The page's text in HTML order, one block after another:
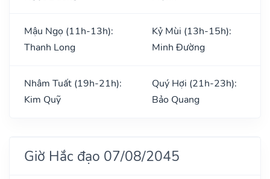
Mậu Ngọ (11h-13h):
Thanh Long
Kỷ Mùi (13h-15h):
Minh Đường
Nhâm Tuất (19h-21h):
Kim Quỹ
Quý Hợi (21h-23h):
Bảo Quang
Giờ Hắc đạo 07/08/2045